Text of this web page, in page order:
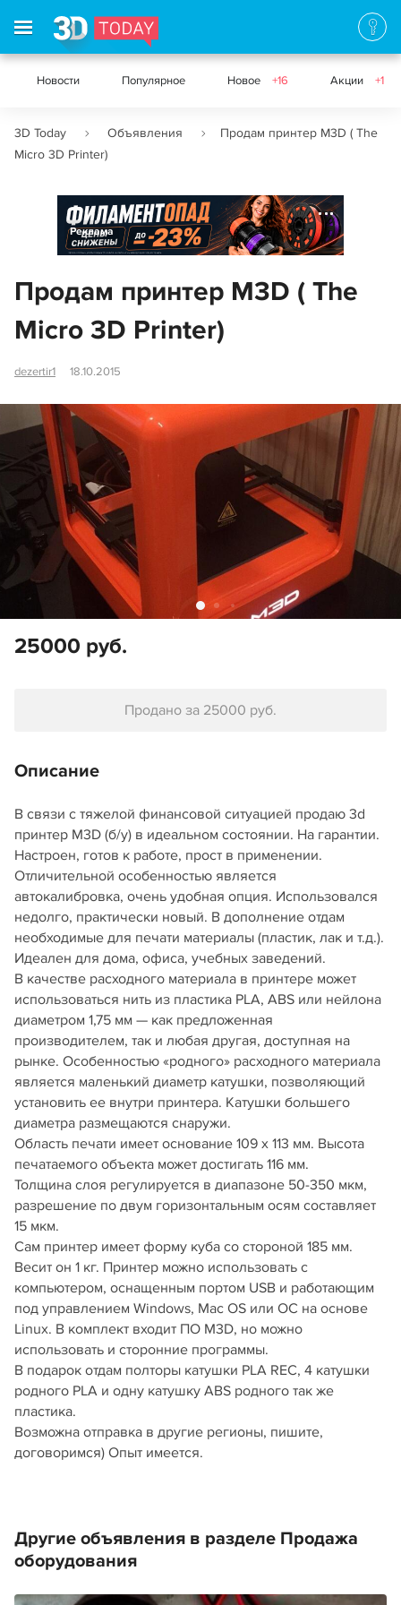
Новости Популярное Новое +16 Акции +1
3D Today Объявления
Продам принтер M3D ( The
Micro 3D Printer)
Реклама
Продам принтер M3D ( The
Micro 3D Printer)
dezertir1 18.10.2015
25000 руб.
Продано за 25000 руб.
Описание
В связи с тяжелой финансовой ситуацией продаю 3d
принтер M3D (б/у) в идеальном состоянии. На гарантии.
Настроен, готов к работе, прост в применении.
Отличительной особенностью является
автокалибровка, очень удобная опция. Использовался
недолго, практически новый. В дополнение отдам
необходимые для печати материалы (пластик, лак и т.д.).
Идеален для дома, офиса, учебных заведений.
В качестве расходного материала в принтере может
использоваться нить из пластика PLA, ABS или нейлона
диаметром 1,75 мм — как предложенная
производителем, так и любая другая, доступная на
рынке. Особенностью «родного» расходного материала
является маленький диаметр катушки, позволяющий
установить ее внутри принтера. Катушки большего
диаметра размещаются снаружи.
Область печати имеет основание 109 x 113 мм. Высота
печатаемого объекта может достигать 116 мм.
Толщина слоя регулируется в диапазоне 50-350 мкм,
разрешение по двум горизонтальным осям составляет
15 мкм.
Сам принтер имеет форму куба со стороной 185 мм.
Весит он 1 кг. Принтер можно использовать с
компьютером, оснащенным портом USB и работающим
под управлением Windows, Mac OS или ОС на основе
Linux. В комплект входит ПО M3D, но можно
использовать и сторонние программы.
В подарок отдам полторы катушки PLA REC, 4 катушки
родного PLA и одну катушку ABS родного так же
пластика.
Возможна отправка в другие регионы, пишите,
договоримся) Опыт имеется.
Другие объявления в разделе Продажа
оборудования